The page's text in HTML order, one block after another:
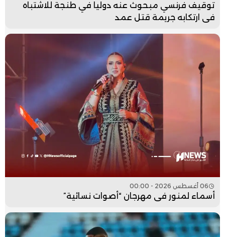
توقيف فرنسي مبحوث عنه دوليا في طنجة للاشتباه
في ارتكابه جريمة قتل عمد
06 أغسطس 2026 - 00:00
أسماء لمنور في مهرجان “أصوات نسائية”